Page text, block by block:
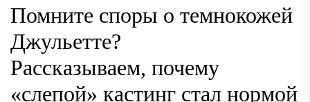
Помните споры о темнокожей
Джульетте?
Рассказываем, почему
«слепой» кастинг стал нормой